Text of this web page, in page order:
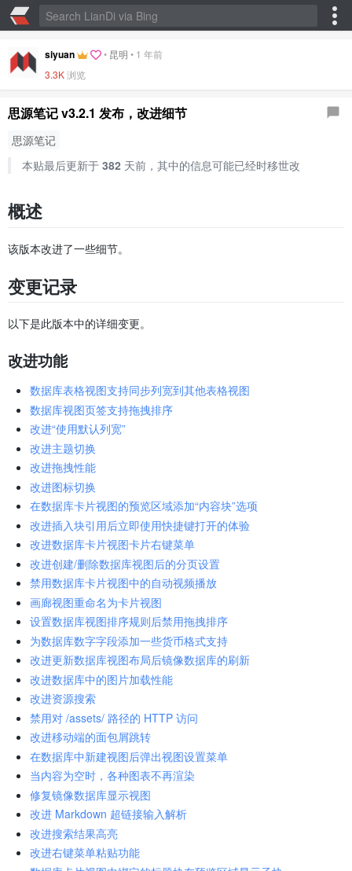
siyuan • 昆明 • 1 年前
3.3K浏览
思源笔记 v3.2.1 发布，改进细节
思源笔记
本贴最后更新于 382天前，其中的信息可能已经时移世改
概述
该版本改进了一些细节。
变更记录
以下是此版本中的详细变更。
改进功能
数据库表格视图支持同步列宽到其他表格视图
数据库视图页签支持拖拽排序
改进“使用默认列宽”
改进主题切换
改进拖拽性能
改进图标切换
在数据库卡片视图的预览区域添加“内容块”选项
改进插入块引用后立即使用快捷键打开的体验
改进数据库卡片视图卡片右键菜单
改进创建/删除数据库视图后的分页设置
禁用数据库卡片视图中的自动视频播放
画廊视图重命名为卡片视图
设置数据库视图排序规则后禁用拖拽排序
为数据库数字字段添加一些货币格式支持
改进更新数据库视图布局后镜像数据库的刷新
改进数据库中的图片加载性能
改进资源搜索
禁用对 /assets/ 路径的 HTTP 访问
改进移动端的面包屑跳转
在数据库中新建视图后弹出视图设置菜单
当内容为空时，各种图表不再渲染
修复镜像数据库显示视图
改进 Markdown 超链接输入解析
改进搜索结果高亮
改进右键菜单粘贴功能